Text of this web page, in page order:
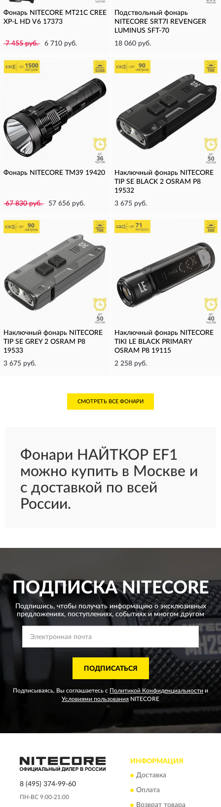
Фонарь NITECORE MT21C CREE
XP-L HD V6 17373
7 455 руб. 6 710 руб.
Подствольный фонарь
NITECORE SRT7I REVENGER
LUMINUS SFT-70
18 060 руб.
Фонарь NITECORE TM39 19420
67 830 руб. 57 656 руб.
Наключный фонарь NITECORE
TIP SE BLACK 2 OSRAM P8
19532
3 675 руб.
Наключный фонарь NITECORE
TIP SE GREY 2 OSRAM P8
19533
3 675 руб.
Наключный фонарь NITECORE
TIKI LE BLACK PRIMARY
OSRAM P8 19115
2 258 руб.
СМОТРЕТЬ ВСЕ ФОНАРИ
Фонари НАЙТКОР EF1
можно купить в Москве и
с доставкой по всей
России.
ПОДПИСКАNITECORE
Подпишись, чтобы получать информацию о эксклюзивных
предложениях, поступлениях, событиях и многом другом
ПОДПИСАТЬСЯ
Подписываясь, Вы соглашаетесь с Политикой Конфиденциальности и
Условиями пользования NITECORE
8 (495) 374-99-60
ПН-ВС 9:00-21:00
ИНФОРМАЦИЯ
Доставка
Оплата
Возврат товара